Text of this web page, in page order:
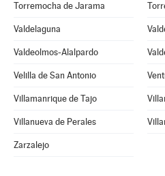
Torremocha de Jarama
Valdelaguna
Valdeolmos-Alalpardo
Velilla de San Antonio
Villamanrique de Tajo
Villanueva de Perales
Zarzalejo